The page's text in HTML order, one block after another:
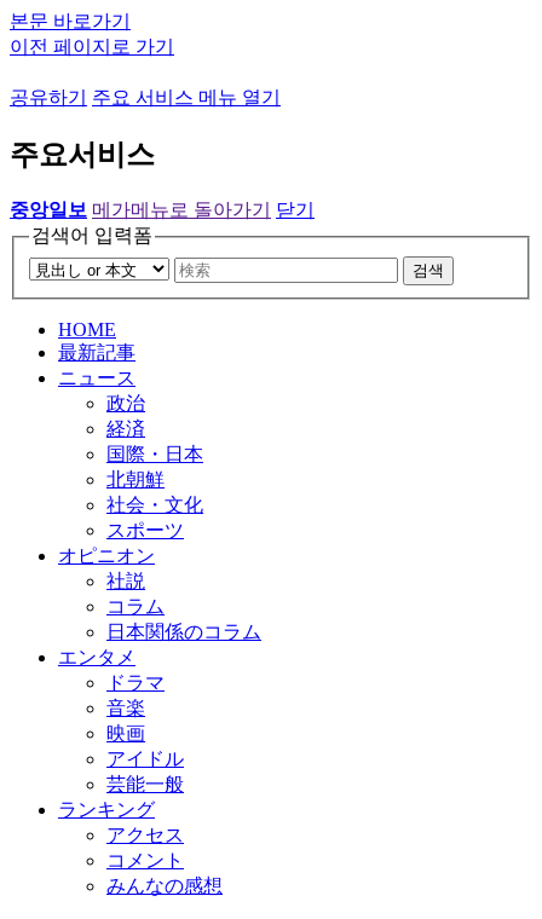
본문 바로가기
이전 페이지로 가기
공유하기 주요 서비스 메뉴 열기
주요서비스
중앙일보 메가메뉴로 돌아가기
닫기
검색어 입력폼
검색
HOME
最新記事
ニュース
政治
経済
国際・日本
北朝鮮
社会・文化
スポーツ
オピニオン
社説
コラム
日本関係のコラム
エンタメ
ドラマ
音楽
映画
アイドル
芸能一般
ランキング
アクセス
コメント
みんなの感想